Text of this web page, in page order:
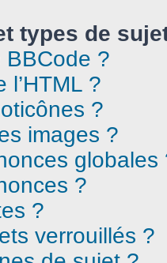
types de
BBCode ?
l’HTML ?
?
images ?
globales
?
?
verrouillés ?